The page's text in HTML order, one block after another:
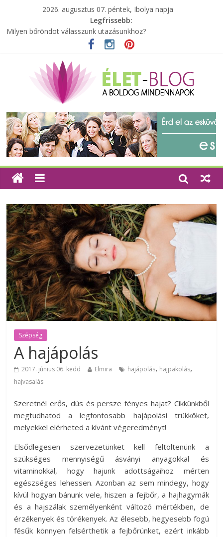
2026. augusztus 07. péntek, Ibolya napja
Legfrissebb:
Milyen bőröndöt válasszunk utazásunkhoz?
Elérhető zöld energia mindenki számára
Különleges tömörfa ládák Indiából
A zöld forradalom: A mosó- és parfümtermékek környezetbarát
szempontjainak erősítése
Szépség
A hajápolás
2017. június 06. kedd Elmira hajápolás, hajpakolás,
hajvasalás
Szeretnél erős, dús és persze fényes hajat? Cikkünkből
megtudhatod a legfontosabb hajápolási trükköket,
melyekkel elérheted a kívánt végeredményt!
Elsődlegesen szervezetünket kell feltöltenünk a
szükséges mennyiségű ásványi anyagokkal és
vitaminokkal, hogy hajunk adottságaihoz mérten
egészséges lehessen. Azonban az sem mindegy, hogy
kívül hogyan bánunk vele, hiszen a fejbőr, a hajhagymák
és a hajszálak személyenként változó mértékben, de
érzékenyek és törékenyek. Az élesebb, hegyesebb fogú
fésűk könnyen felsérthetik a fejbőrünket, ezért inkább